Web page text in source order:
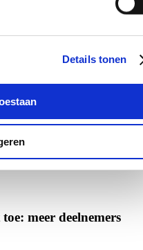
Details tonen
analyse verder uitvoeren."
kunnen niet langer
hebben wel een aantal
van handvaten of
aan de slag wil met de
is een zeer kwetsbare
meer deelnemers